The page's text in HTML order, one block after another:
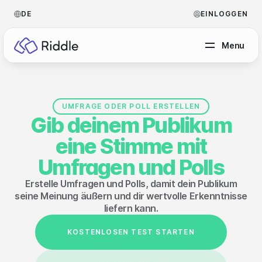
DE EINLOGGEN
Menu
Quiz erstellen
Persönlichkeitstest erstellen
Umfrage / Abstimmung erstellen
Formular erstellen
Tippspiel erstellen
Leaderboard erstellen
Hilfe Center
Video Akademie
Über uns
UMFRAGE ODER POLL ERSTELLEN
Gib deinem Publikum
eine Stimme mit
Umfragen und Polls
Erstelle Umfragen und Polls, damit dein Publikum
seine Meinung äußern und dir wertvolle Erkenntnisse
liefern kann.
KOSTENLOSEN TEST STARTEN